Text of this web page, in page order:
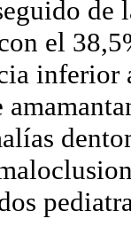
el
inferior